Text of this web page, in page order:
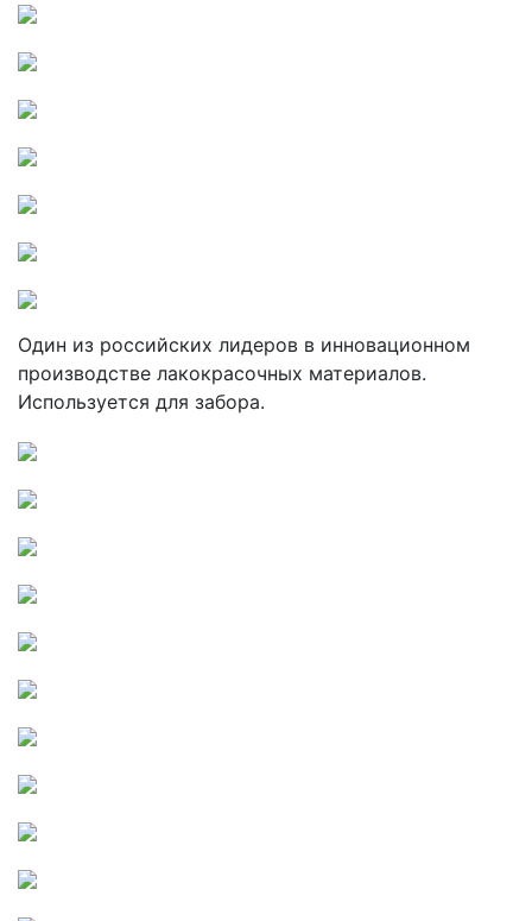
Один из российских лидеров в инновационном
производстве лакокрасочных материалов.
Используется для забора.